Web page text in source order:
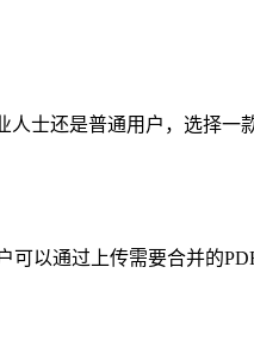
士还是普通用户，选择
以通过上传需要合并的